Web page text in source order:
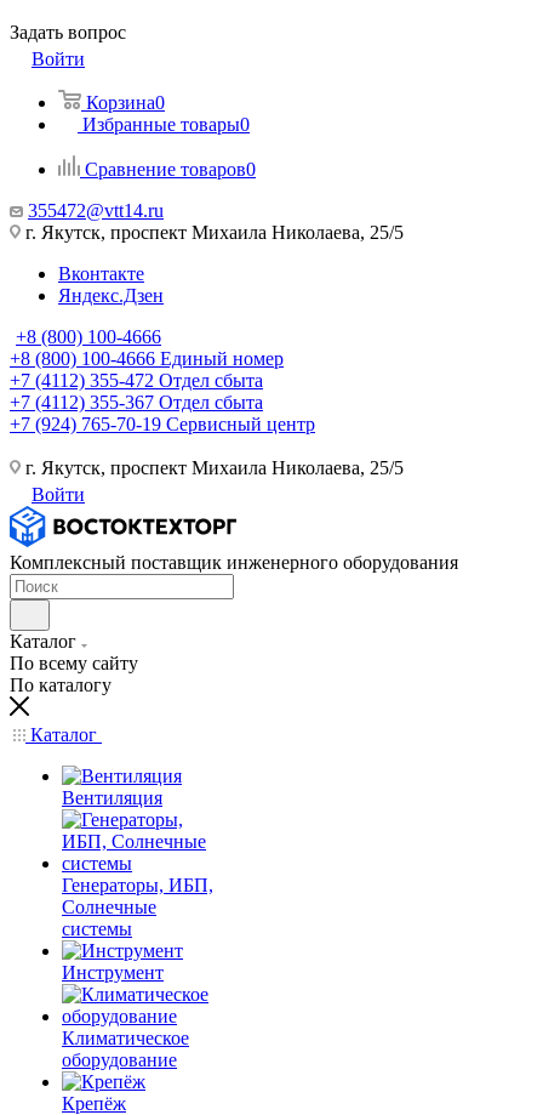
Задать вопрос
Войти
Корзина0
Избранные товары0
Сравнение товаров0
355472@vtt14.ru
г. Якутск, проспект Михаила Николаева, 25/5
Вконтакте
Яндекс.Дзен
+8 (800) 100-4666
+8 (800) 100-4666 Единый номер
+7 (4112) 355-472 Отдел сбыта
+7 (4112) 355-367 Отдел сбыта
+7 (924) 765-70-19 Сервисный центр
г. Якутск, проспект Михаила Николаева, 25/5
Войти
Комплексный поставщик инженерного оборудования
Каталог
По всему сайту
По каталогу
Каталог
Вентиляция
Генераторы, ИБП,
Солнечные
системы
Инструмент
Климатическое
оборудование
Крепёж